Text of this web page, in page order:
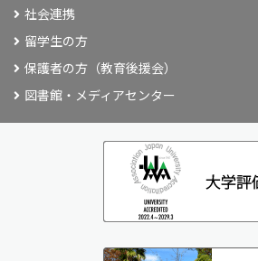
社会連携
留学生の方
保護者の方（教育後援会）
図書館・メディアセンター